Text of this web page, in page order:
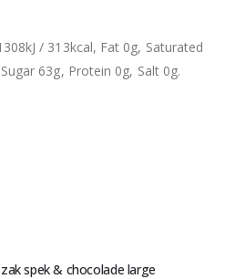
/ 313kcal, Fat 0g, Saturated
63g, Protein 0g, Salt 0g.
spek & chocolade large